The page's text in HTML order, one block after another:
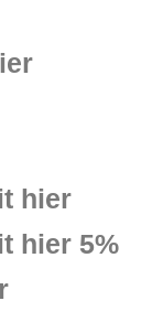
hier
hier 5%